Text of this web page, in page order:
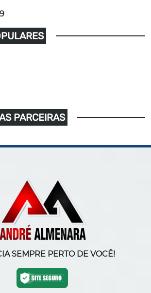
PARCEIRAS
SEMPRE PERTO DE VOCÊ!